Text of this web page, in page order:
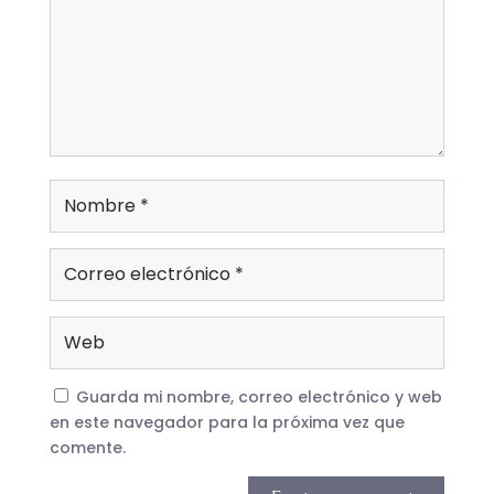
Guarda mi nombre, correo electrónico y web
en este navegador para la próxima vez que
comente.